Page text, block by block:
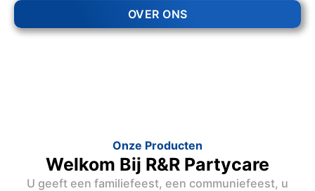
OVER ONS
Onze Producten
Welkom Bij R&R Partycare
U geeft een familiefeest, een communiefeest, u